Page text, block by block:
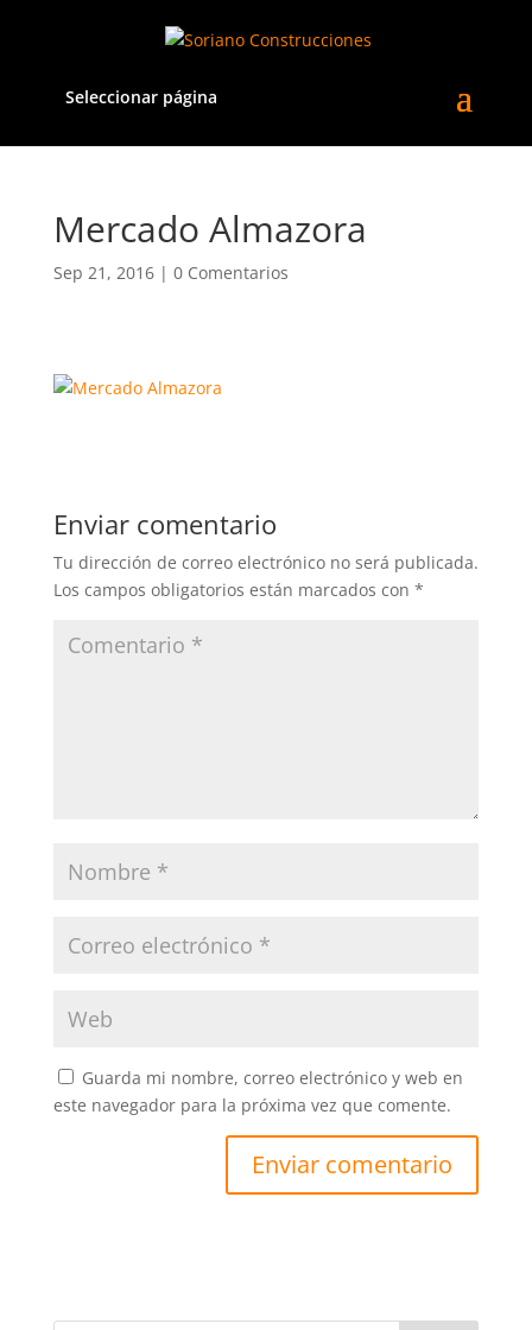
Seleccionar página
Mercado Almazora
Sep 21, 2016| 0 Comentarios
Enviar comentario
Tu dirección de correo electrónico no será publicada.
Los campos obligatorios están marcados con *
Guarda mi nombre, correo electrónico y web en
este navegador para la próxima vez que comente.